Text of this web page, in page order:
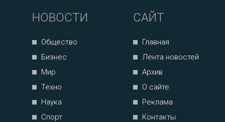
НОВОСТИ
Общество
Бизнес
Мир
Техно
Наука
Спорт
САЙТ
Главная
Лента новостей
Архив
О сайте
Реклама
Контакты